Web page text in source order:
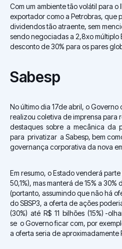
Com um ambiente tão volátil para
exportador como a Petrobras, que
dividendos tão atraente, sem
sendo negociadas a 2,8xo múltiplo
desconto de 30% para os pares
Sabesp
No último dia 17de abril, o Governo
realizou coletiva de imprensa
destaques sobre a mecânica da
para privatizar a Sabesp, bem
governança corporativa da nova
Em resumo, o Estado venderá
50,1%), mas manterá de 15% a
(portanto, assumindo que não há
do SBSP3, a oferta de ações
(30%) até R$ 11 bilhões (15%) -
se o Governo ficar com, por
a oferta seria de aproximadamente